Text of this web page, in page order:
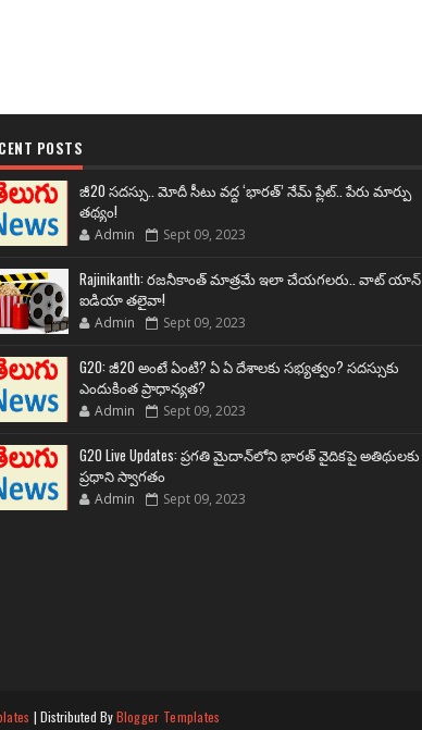
POSTS
జీ20 సదస్సు.. మోదీ సీటు వద్ద ‘భారత్’ నేమ్ ప్లేట్‌.. పేరు మార్పు
తథ్యం!
Admin Sept 09, 2023
Rajinikanth: రజనీకాంత్ మాత్రమే ఇలా చేయగలరు.. వాట్ యాన్
ఐడియా తలైవా!
Admin Sept 09, 2023
G20: జీ20 అంటే ఏంటి? ఏ ఏ దేశాలకు సభ్యత్వం? సదస్సుకు
ఎందుకింత ప్రాధాన్యత?
Admin Sept 09, 2023
G20 Live Updates: ప్రగతి మైదాన్‌లోని భారత్ వైదికపై అతిథులకు
ప్రధాని స్వాగతం
Admin Sept 09, 2023
| Distributed ByBlogger Templates